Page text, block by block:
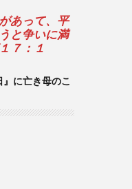
あって、平
と争いに満
７：１
に亡き母のこ